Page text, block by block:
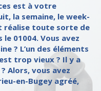
est à votre
la semaine, le week-
réalise toute sorte de
01004. Vous avez
? L’un des éléments
trop vieux ? Il y a
Alors, vous avez
en-Bugey agréé,